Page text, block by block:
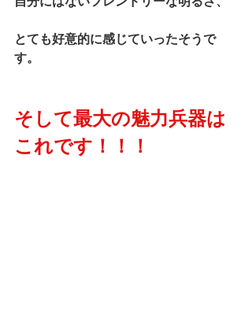
とても好意的に感じていったそうで
す。
そして最大の魅力兵器は
これです！！！